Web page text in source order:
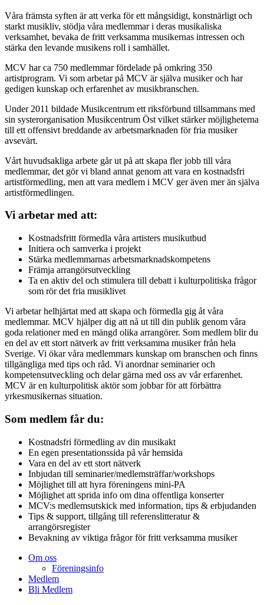
Våra främsta syften är att verka för ett mångsidigt, konstnärligt och
starkt musikliv, stödja våra medlemmar i deras musikaliska
verksamhet, bevaka de fritt verksamma musikernas intressen och
stärka den levande musikens roll i samhället.
MCV har ca 750 medlemmar fördelade på omkring 350
artistprogram. Vi som arbetar på MCV är själva musiker och har
gedigen kunskap och erfarenhet av musikbranschen.
Under 2011 bildade Musikcentrum ett riksförbund tillsammans med
sin systerorganisation Musikcentrum Öst vilket stärker möjligheterna
till ett offensivt breddande av arbetsmarknaden för fria musiker
avsevärt.
Vårt huvudsakliga arbete går ut på att skapa fler jobb till våra
medlemmar, det gör vi bland annat genom att vara en kostnadsfri
artistförmedling, men att vara medlem i MCV ger även mer än själva
artistförmedlingen.
Vi arbetar med att:
Kostnadsfritt förmedla våra artisters musikutbud
Initiera och samverka i projekt
Stärka medlemmarnas arbetsmarknadskompetens
Främja arrangörsutveckling
Ta en aktiv del och stimulera till debatt i kulturpolitiska frågor
som rör det fria musiklivet
Vi arbetar helhjärtat med att skapa och förmedla gig åt våra
medlemmar. MCV hjälper dig att nå ut till din publik genom våra
goda relationer med en mängd olika arrangörer. Som medlem blir du
en del av ett stort nätverk av fritt verksamma musiker från hela
Sverige. Vi ökar våra medlemmars kunskap om branschen och finns
tillgängliga med tips och råd. Vi anordnar seminarier och
kompetensutveckling och delar gärna med oss av vår erfarenhet.
MCV är en kulturpolitisk aktör som jobbar för att förbättra
yrkesmusikernas situation.
Som medlem får du:
Kostnadsfri förmedling av din musikakt
En egen presentationssida på vår hemsida
Vara en del av ett stort nätverk
Inbjudan till seminarier/medlemsträffar/workshops
Möjlighet till att hyra föreningens mini-PA
Möjlighet att sprida info om dina offentliga konserter
MCV:s medlemsutskick med information, tips & erbjudanden
Tips & support, tillgång till referenslitteratur &
arrangörsregister
Bevakning av viktiga frågor för fritt verksamma musiker
Om oss
Föreningsinfo
Medlem
Bli Medlem